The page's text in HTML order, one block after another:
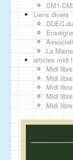
CM1-
Liens divers
DDEC
La Mairie
articles midi
Midi
Midi
Midi
Midi
Midi